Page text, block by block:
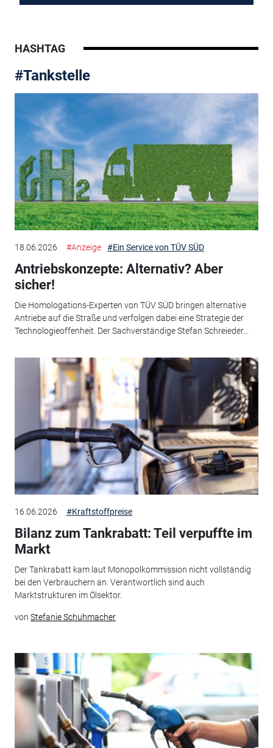
HASHTAG
#Tankstelle
18.06.2026 #Anzeige #Ein Service von TÜV SÜD
Antriebskonzepte: Alternativ? Aber
sicher!
Die Homologations-Experten von TÜV SÜD bringen alternative
Antriebe auf die Straße und verfolgen dabei eine Strategie der
Technologieoffenheit. Der Sachverständige Stefan ­Schreieder...
16.06.2026 #Kraftstoffpreise
Bilanz zum Tankrabatt: Teil verpuffte im
Markt
Der Tankrabatt kam laut Monopolkommission nicht vollständig
bei den Verbrauchern an. Verantwortlich sind auch
Marktstrukturen im Ölsektor.
von Stefanie Schuhmacher